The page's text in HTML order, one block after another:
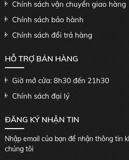
Chính sách vận chuyển giao hàng
Chính sách bảo hành
Chính sách đổi trả hàng
HỖ TRỢ BÁN HÀNG
Giờ mở cửa: 8h30 đến 21h30
Chính sách đại lý
ĐĂNG KÝ NHẬN TIN
Nhập email của bạn để nhận thông tin
chúng tôi